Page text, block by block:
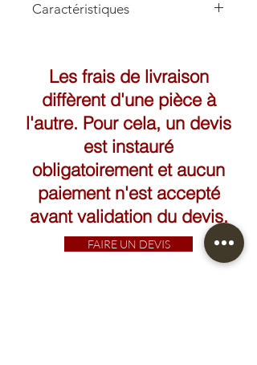
Caractéristiques
Les frais de livraison
diffèrent d'une pièce à
l'autre. Pour cela, un devis
est instauré
obligatoirement et aucun
paiement n'est accepté
avant validation du devis.
FAIRE UN DEVIS